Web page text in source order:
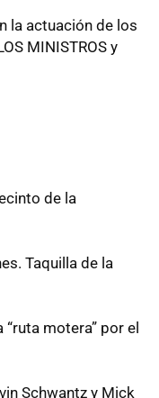
la actuación de los
MINISTROS y
de la
Taquilla de la
motera” por el
Schwantz y Mick